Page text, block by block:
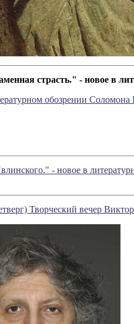
страсть." - новое в
обозрении
- новое в
Творческий вечер